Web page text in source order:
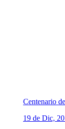
Centenario
19 de Dic,